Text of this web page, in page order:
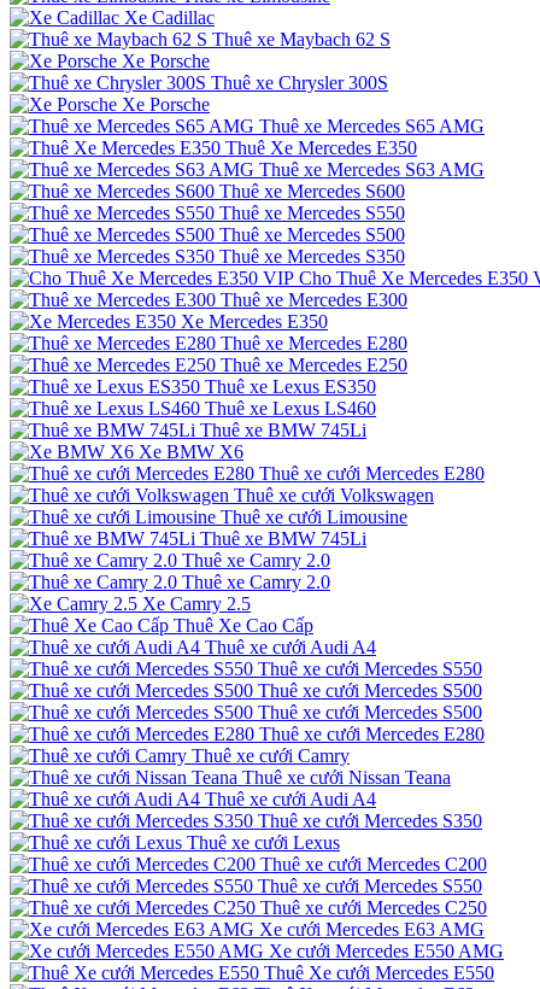
Xe Cadillac
Thuê xe Maybach 62 S
Xe Porsche
Thuê xe Chrysler 300S
Xe Porsche
Thuê xe Mercedes S65 AMG
Thuê Xe Mercedes E350
Thuê xe Mercedes S63 AMG
Thuê xe Mercedes S600
Thuê xe Mercedes S550
Thuê xe Mercedes S500
Thuê xe Mercedes S350
Cho Thuê Xe Mercedes E350
Thuê xe Mercedes E300
Xe Mercedes E350
Thuê xe Mercedes E280
Thuê xe Mercedes E250
Thuê xe Lexus ES350
Thuê xe Lexus LS460
Thuê xe BMW 745Li
Xe BMW X6
Thuê xe cưới Mercedes E280
Thuê xe cưới Volkswagen
Thuê xe cưới Limousine
Thuê xe BMW 745Li
Thuê xe Camry 2.0
Thuê xe Camry 2.0
Xe Camry 2.5
Thuê Xe Cao Cấp
Thuê xe cưới Audi A4
Thuê xe cưới Mercedes S550
Thuê xe cưới Mercedes S500
Thuê xe cưới Mercedes S500
Thuê xe cưới Mercedes E280
Thuê xe cưới Camry
Thuê xe cưới Nissan Teana
Thuê xe cưới Audi A4
Thuê xe cưới Mercedes S350
Thuê xe cưới Lexus
Thuê xe cưới Mercedes C200
Thuê xe cưới Mercedes S550
Thuê xe cưới Mercedes C250
Xe cưới Mercedes E63 AMG
Xe cưới Mercedes E550 AMG
Thuê Xe cưới Mercedes E550